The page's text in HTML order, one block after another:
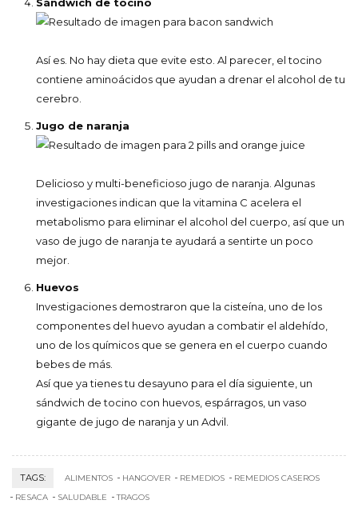
Así es. No hay dieta que evite esto. Al parecer, el tocino
contiene aminoácidos que ayudan a drenar el alcohol de tu
cerebro.
Jugo de naranja
Delicioso y multi-beneficioso jugo de naranja. Algunas
investigaciones indican que la vitamina C acelera el
metabolismo para eliminar el alcohol del cuerpo, así que un
vaso de jugo de naranja te ayudará a sentirte un poco
mejor.
Huevos
Investigaciones demostraron que la cisteína, uno de los
componentes del huevo ayudan a combatir el aldehído,
uno de los químicos que se genera en el cuerpo cuando
bebes de más.
Así que ya tienes tu desayuno para el día siguiente, un
sándwich de tocino con huevos, espárragos, un vaso
gigante de jugo de naranja y un Advil.
TAGS: ALIMENTOS HANGOVER REMEDIOS
REMEDIOS CASEROS
RESACA
SALUDABLE TRAGOS